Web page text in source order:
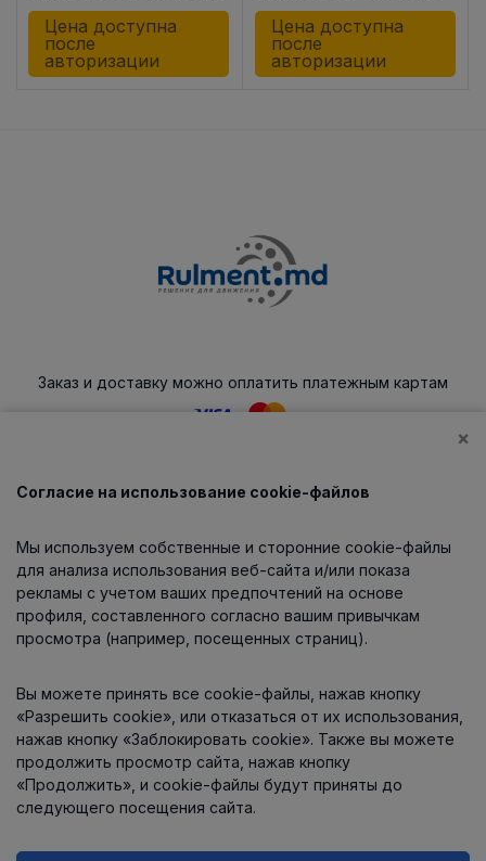
Цена доступна
после
авторизации
Цена доступна
после
авторизации
Заказ и доставку можно оплатить платежным картам
Каталог
О компании
Информация
Контакты
×
Согласие на использование cookie-файлов
Мы используем собственные и сторонние cookie-файлы
для анализа использования веб-сайта и/или показа
рекламы с учетом ваших предпочтений на основе
профиля, составленного согласно вашим привычкам
просмотра (например, посещенных страниц).
Вы можете принять все cookie-файлы, нажав кнопку
«Разрешить cookie», или отказаться от их использования,
нажав кнопку «Заблокировать cookie». Также вы можете
продолжить просмотр сайта, нажав кнопку
«Продолжить», и cookie-файлы будут приняты до
следующего посещения сайта.